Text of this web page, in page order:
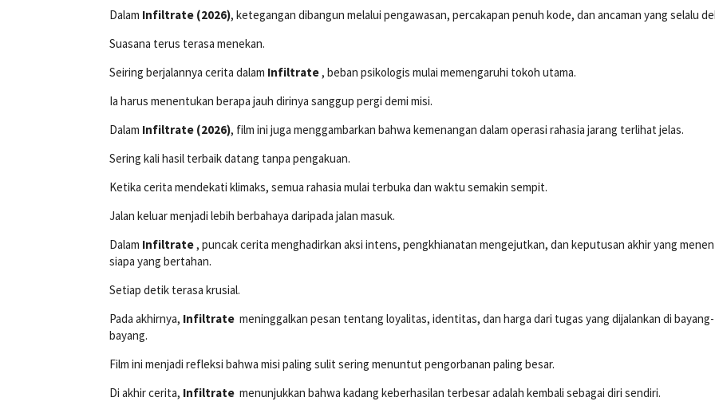
Dalam Infiltrate (2026), ketegangan dibangun melalui pengawasan, percakapan penuh kode, dan ancaman yang selalu
Suasana terus terasa menekan.
Seiring berjalannya cerita dalam Infiltrate, beban psikologis mulai memengaruhi tokoh utama.
Ia harus menentukan berapa jauh dirinya sanggup pergi demi misi.
Dalam Infiltrate (2026), film ini juga menggambarkan bahwa kemenangan dalam operasi rahasia jarang terlihat jelas.
Sering kali hasil terbaik datang tanpa pengakuan.
Ketika cerita mendekati klimaks, semua rahasia mulai terbuka dan waktu semakin sempit.
Jalan keluar menjadi lebih berbahaya daripada jalan masuk.
Dalam Infiltrate, puncak cerita menghadirkan aksi intens, pengkhianatan mengejutkan, dan keputusan akhir yang
siapa yang bertahan.
Setiap detik terasa krusial.
Pada akhirnya, Infiltrate meninggalkan pesan tentang loyalitas, identitas, dan harga dari tugas yang dijalankan di bayang-
bayang.
Film ini menjadi refleksi bahwa misi paling sulit sering menuntut pengorbanan paling besar.
Di akhir cerita, Infiltrate menunjukkan bahwa kadang keberhasilan terbesar adalah kembali sebagai diri sendiri.